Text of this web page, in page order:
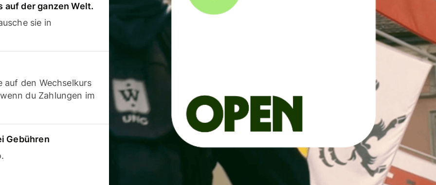
auf der ganzen Welt.
sie in
auf den Wechselkurs
du Zahlungen im
Gebühren